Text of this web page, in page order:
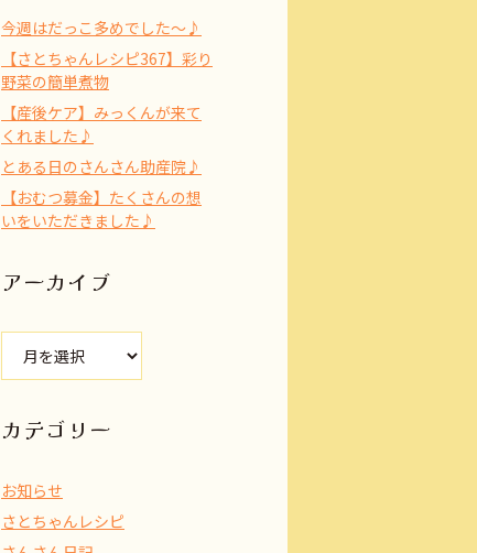
今週はだっこ多めでした～♪
【さとちゃんレシピ367】彩り
野菜の簡単煮物
【産後ケア】みっくんが来て
くれました♪
とある日のさんさん助産院♪
【おむつ募金】たくさんの想
いをいただきました♪
アーカイブ
ブ
カテゴリー
お知らせ
さとちゃんレシピ